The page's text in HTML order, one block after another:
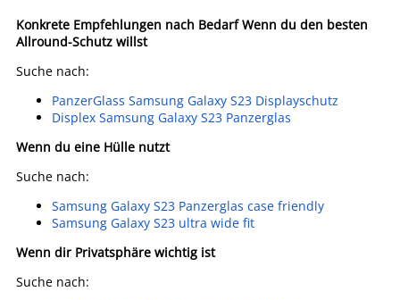
Konkrete Empfehlungen nach Bedarf Wenn du den besten
Allround-Schutz willst
Suche nach:
PanzerGlass Samsung Galaxy S23 Displayschutz
Displex Samsung Galaxy S23 Panzerglas
Wenn du eine Hülle nutzt
Suche nach:
Samsung Galaxy S23 Panzerglas case friendly
Samsung Galaxy S23 ultra wide fit
Wenn dir Privatsphäre wichtig ist
Suche nach: